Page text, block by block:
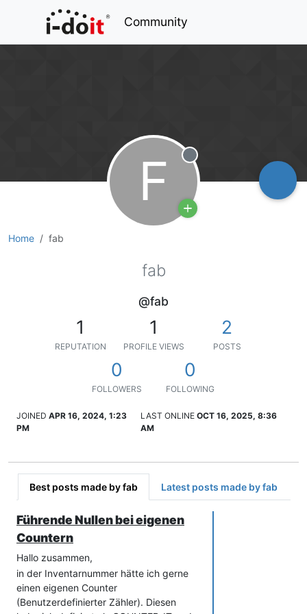
Community
Home fab
F Offline
fab
@fab
1
REPUTATION
1
PROFILE VIEWS
2
POSTS
0
FOLLOWERS
0
FOLLOWING
JOINED APR 16, 2024, 1:23
PM
LAST ONLINE OCT 16, 2025, 8:36
AM
Best posts made by fab Latest posts made by fab
Führende Nullen bei eigenen
Countern
Hallo zusammen,
in der Inventarnummer hätte ich gerne
einen eigenen Counter
(Benutzerdefinierter Zähler). Diesen